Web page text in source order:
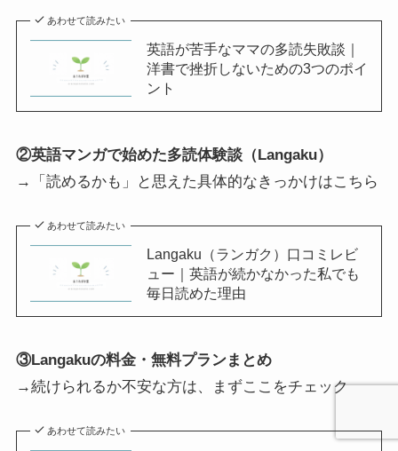
あわせて読みたい
英語が苦手なママの多読失敗談｜
洋書で挫折しないための3つのポイ
ント
②英語マンガで始めた多読体験談（Langaku）
→「読めるかも」と思えた具体的なきっかけはこちら
あわせて読みたい
Langaku（ランガク）口コミレビ
ュー｜英語が続かなかった私でも
毎日読めた理由
③Langakuの料金・無料プランまとめ
→続けられるか不安な方は、まずここをチェック
あわせて読みたい